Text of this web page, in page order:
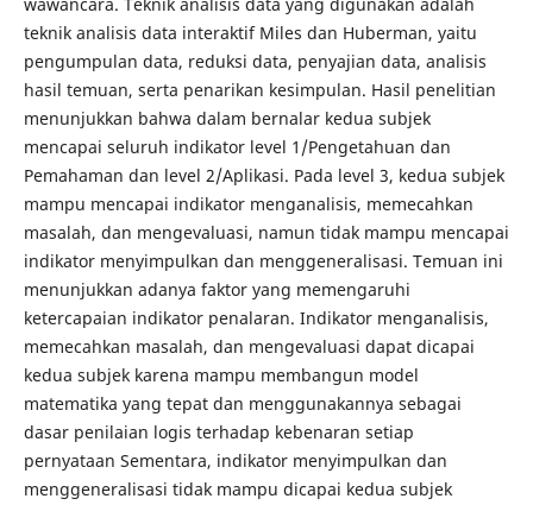
teknik analisis data interaktif Miles dan Huberman, yaitu
pengumpulan data, reduksi data, penyajian data, analisis
hasil temuan, serta penarikan kesimpulan. Hasil penelitian
menunjukkan bahwa dalam bernalar kedua subjek
mencapai seluruh indikator level 1/Pengetahuan dan
Pemahaman dan level 2/Aplikasi. Pada level 3, kedua subjek
mampu mencapai indikator menganalisis, memecahkan
masalah, dan mengevaluasi, namun tidak mampu mencapai
indikator menyimpulkan dan menggeneralisasi. Temuan ini
menunjukkan adanya faktor yang memengaruhi
ketercapaian indikator penalaran. Indikator menganalisis,
memecahkan masalah, dan mengevaluasi dapat dicapai
kedua subjek karena mampu membangun model
matematika yang tepat dan menggunakannya sebagai
dasar penilaian logis terhadap kebenaran setiap
pernyataan Sementara, indikator menyimpulkan dan
menggeneralisasi tidak mampu dicapai kedua subjek